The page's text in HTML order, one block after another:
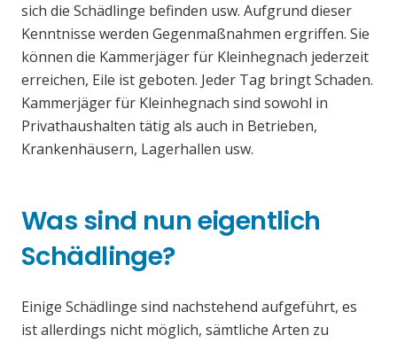
sich die Schädlinge befinden usw. Aufgrund dieser
Kenntnisse werden Gegenmaßnahmen ergriffen. Sie
können die Kammerjäger für Kleinhegnach jederzeit
erreichen, Eile ist geboten. Jeder Tag bringt Schaden.
Kammerjäger für Kleinhegnach sind sowohl in
Privathaushalten tätig als auch in Betrieben,
Krankenhäusern, Lagerhallen usw.
Was sind nun eigentlich
Schädlinge?
Einige Schädlinge sind nachstehend aufgeführt, es
ist allerdings nicht möglich, sämtliche Arten zu